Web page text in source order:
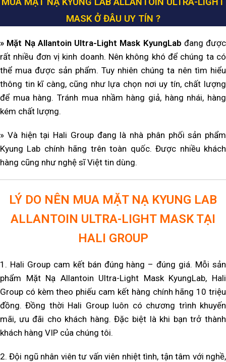
MASK Ở ĐÂU UY TÍN ?
» Mặt Nạ Allantoin Ultra-Light Mask KyungLab đang được
rất nhiều đơn vị kinh doanh. Nên không khó để chúng ta có
thể mua được sản phẩm. Tuy nhiên chúng ta nên tìm hiểu
thông tin kĩ càng, cũng như lựa chọn nơi uy tín, chất lượng
để mua hàng. Tránh mua nhầm hàng giả, hàng nhái, hàng
kém chất lượng.
» Và hiện tại Hali Group đang là nhà phân phối sản phẩm
Kyung Lab chính hãng trên toàn quốc. Được nhiều khách
hàng cũng như nghệ sĩ Việt tin dùng.
LÝ DO NÊN MUA MẶT NẠ KYUNG LAB
ALLANTOIN ULTRA-LIGHT MASK TẠI
HALI GROUP
1. Hali Group cam kết bán đúng hàng – đúng giá. Mỗi sản
phẩm Mặt Nạ Allantoin Ultra-Light Mask KyungLab, Hali
Group có kèm theo phiếu cam kết hàng chính hãng 10 triệu
đồng. Đồng thời Hali Group luôn có chương trình khuyến
mãi, ưu đãi cho khách hàng. Đặc biệt là khi bạn trở thành
khách hàng VIP của chúng tôi.
2. Đội ngũ nhân viên tư vấn viên nhiệt tình, tận tâm với nghề,